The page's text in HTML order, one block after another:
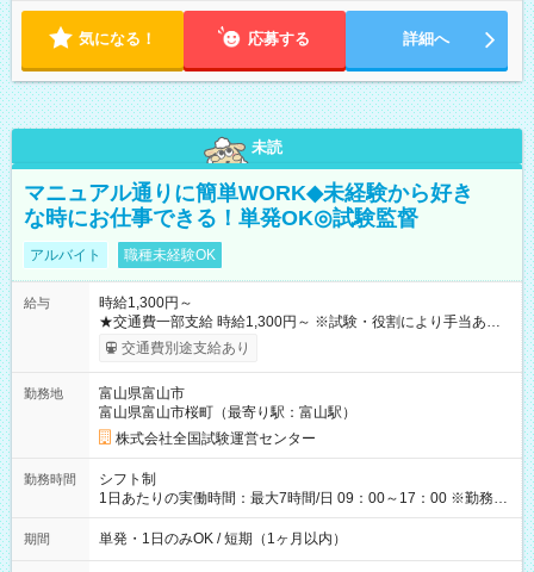
気になる！ 応募する 詳細へ
未読
マニュアル通りに簡単WORK◆未経験から好き
な時にお仕事できる！単発OK◎試験監督
アルバイト 職種未経験OK
給与
時給1,300円～
★交通費一部支給 時給1,300円～ ※試験・役割により手当あり
※勤務回数により昇給あり 【即給（前払い）オプションあ
り！】 希望される場合、勤務から1週間ほどで給与の一部を受け
例】 ・河合塾模擬試験 8:30～17:30（休憩1時間） 時給1,300円
×8時間＝日収10,400円＋交通費 ※当日の役割により時給＋100
円の場合あり ・国家試験 7:00～13:30（休憩なし） 時給1,300
円（役割手当＋100円）×6時間＝日収8,400円＋交通費 【試用期
間】試用期間なし
交通費別途支給あり
勤務地
富山県富山市
富山県富山市桜町（最寄り駅：富山駅）
株式会社全国試験運営センター
勤務時間
シフト制
1日あたりの実働時間：最大7時間/日 09：00～17：00 ※勤務時
間は 試験により異なります。
期間 単発・1日のみOK / 短期（1ヶ月以内）